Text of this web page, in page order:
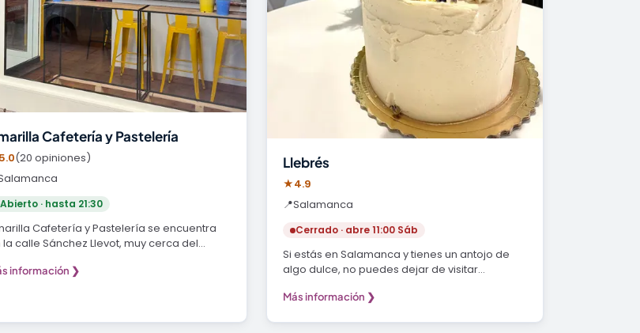
Cafetería y Pastelería
5.0(20 opiniones)
Abierto · hasta 21:30
Cafetería y Pastelería se encuentra
la calle Sánchez Llevot, muy cerca del
información ❯
Llebrés
★4.9
📍Salamanca
Cerrado · abre 11:00 Sáb
Si estás en Salamanca y tienes un antojo de
algo dulce, no puedes dejar de visitar
Más información ❯